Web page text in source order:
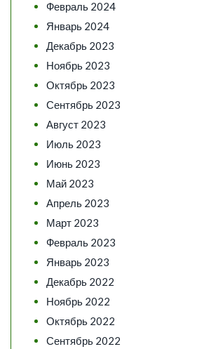
Февраль 2024
Январь 2024
Декабрь 2023
Ноябрь 2023
Октябрь 2023
Сентябрь 2023
Август 2023
Июль 2023
Июнь 2023
Май 2023
Апрель 2023
Март 2023
Февраль 2023
Январь 2023
Декабрь 2022
Ноябрь 2022
Октябрь 2022
Сентябрь 2022